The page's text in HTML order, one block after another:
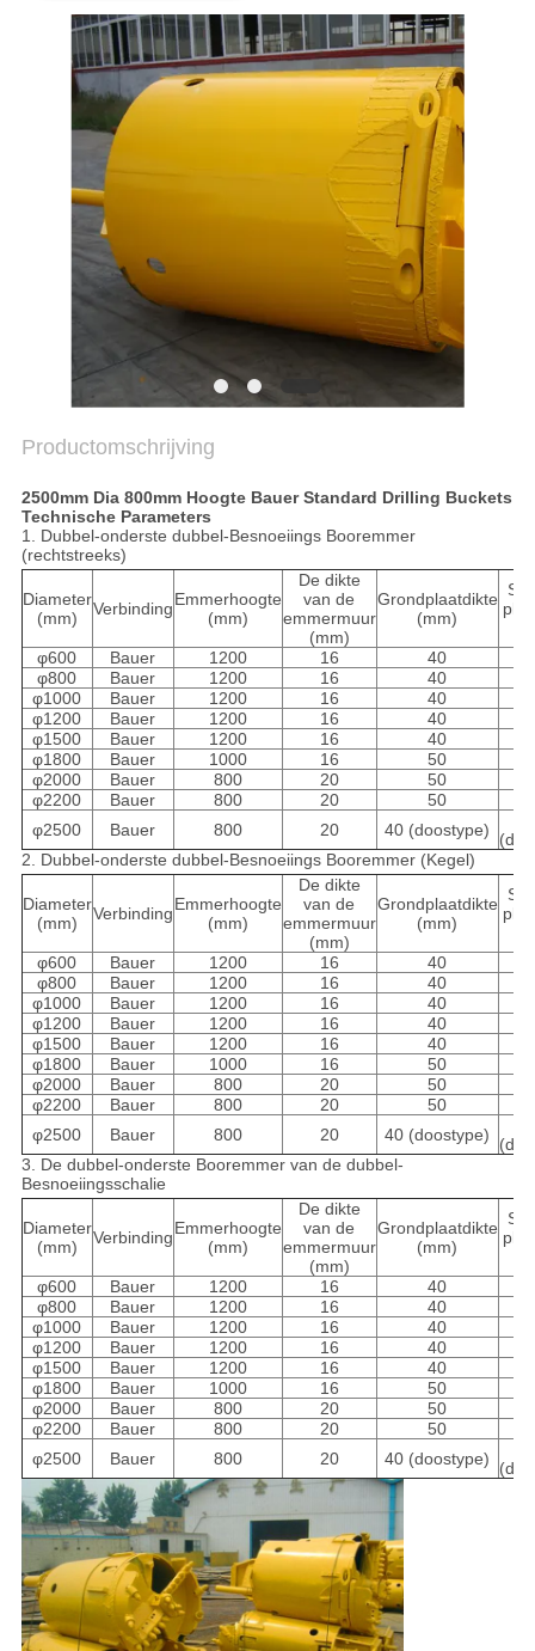
SITEMAP
PRIVACYBELEID
Productomschrijving
2500mm Dia 800mm Hoogte Bauer Standard Drilling Buckets
Technische Parameters
1. Dubbel-onderste dubbel-Besnoeiings Booremmer
(rechtstreeks)
Diameter
(mm)
VerbindingEmmerhoogte
(mm)
De dikte
van de
emmermuur
(mm)
Grondplaatdikte
(mm)
φ600
Bauer 1200 16 40
φ800
Bauer 1200 16 40
φ1000
Bauer 1200 16 40
φ1200
Bauer 1200 16 40
φ1500
Bauer 1200 16 40
φ1800
Bauer 1000 16 50
φ2000
Bauer 800 20 50
φ2200
Bauer 800 20 50
φ2500
Bauer 800 20 40 (doostype)
2. Dubbel-onderste dubbel-Besnoeiings Booremmer (Kegel)
Diameter
(mm)
VerbindingEmmerhoogte
(mm)
De dikte
van de
emmermuur
(mm)
Grondplaatdikte
(mm)
φ600
Bauer 1200 16 40
φ800
Bauer 1200 16 40
φ1000
Bauer 1200 16 40
φ1200
Bauer 1200 16 40
φ1500
Bauer 1200 16 40
φ1800
Bauer 1000 16 50
φ2000
Bauer 800 20 50
φ2200
Bauer 800 20 50
φ2500
Bauer 800 20 40 (doostype)
3. De dubbel-onderste Booremmer van de dubbel-
Besnoeiingsschalie
Diameter
(mm)
VerbindingEmmerhoogte
(mm)
De dikte
van de
emmermuur
(mm)
Grondplaatdikte
(mm)
φ600
Bauer 1200 16 40
φ800
Bauer 1200 16 40
φ1000
Bauer 1200 16 40
φ1200
Bauer 1200 16 40
φ1500
Bauer 1200 16 40
φ1800
Bauer 1000 16 50
φ2000
Bauer 800 20 50
φ2200
Bauer 800 20 50
φ2500
Bauer 800 20 40 (doostype)